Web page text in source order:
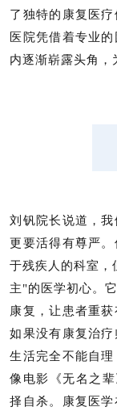
了独特的康复医
医院凭借着专业
内逐渐崭露头角，
刘钒院长说道，
更要活得有尊严
于残疾人的科室，
主"的医学初心。
康复，让患者重
如果没有康复治
生活完全不能自
像电影
《无名之辈
择自杀。康复医